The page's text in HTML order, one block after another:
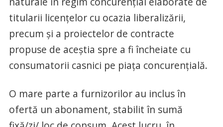
titularii licenţelor cu ocazia liberalizării,
precum şi a proiectelor de contracte
propuse de aceştia spre a fi încheiate cu
consumatorii casnici pe piaţa concurenţială.
O mare parte a furnizorilor au inclus în
ofertă un abonament, stabilit în sumă